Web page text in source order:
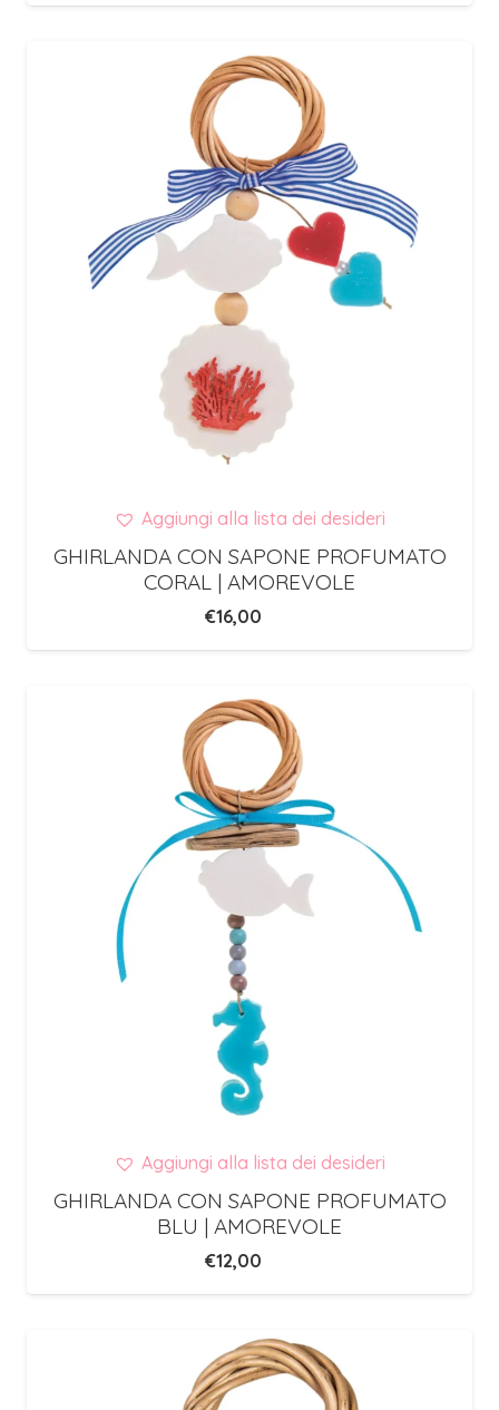
Aggiungi alla lista dei desideri
GHIRLANDA CON SAPONE PROFUMATO
CORAL | AMOREVOLE
€16,00
Aggiungi alla lista dei desideri
GHIRLANDA CON SAPONE PROFUMATO
BLU | AMOREVOLE
€12,00